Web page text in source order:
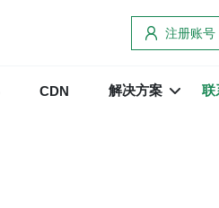
注册账号
CDN 解决方案 联